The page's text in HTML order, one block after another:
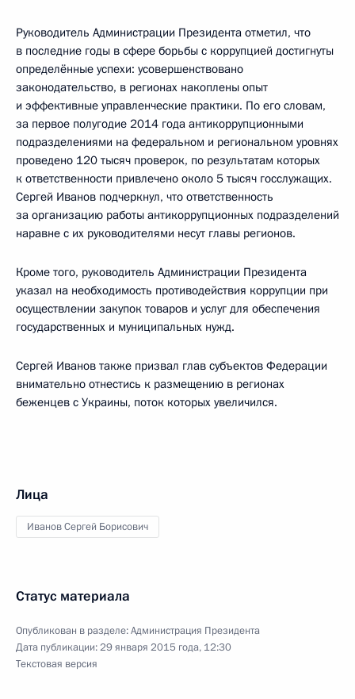
Руководитель Администрации Президента отметил, что
в последние годы в сфере борьбы с коррупцией достигнуты
определённые успехи: усовершенствовано
законодательство, в регионах накоплены опыт
и эффективные управленческие практики. По его словам,
за первое полугодие 2014 года антикоррупционными
подразделениями на федеральном и региональном уровнях
проведено 120 тысяч проверок, по результатам которых
к ответственности привлечено около 5 тысяч госслужащих.
Сергей Иванов подчеркнул, что ответственность
за организацию работы антикоррупционных подразделений
наравне с их руководителями несут главы регионов.
Кроме того, руководитель Администрации Президента
указал на необходимость противодействия коррупции при
осуществлении закупок товаров и услуг для обеспечения
государственных и муниципальных нужд.
Сергей Иванов также призвал глав субъектов Федерации
внимательно отнестись к размещению в регионах
беженцев с Украины, поток которых увеличился.
Лица
Иванов Сергей Борисович
Статус материала
Опубликован в разделе:Администрация Президента
Дата публикации:29 января 2015 года, 12:30
Текстовая версия